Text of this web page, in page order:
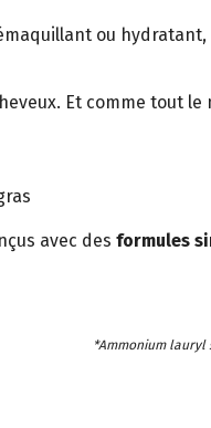
ou
Et comme tout
avec des formules
*Ammonium lauryl